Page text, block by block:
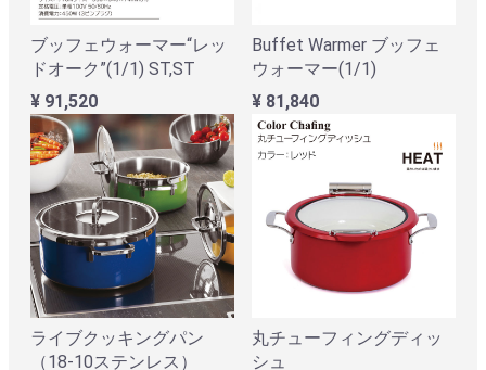
ブッフェウォーマー“レッ
ドオーク”(1/1) ST,ST
¥ 91,520
Buffet Warmer ブッフェ
ウォーマー(1/1)
¥ 81,840
ライブクッキングパン
（18-10ステンレス）
丸チューフィングディッ
シュ